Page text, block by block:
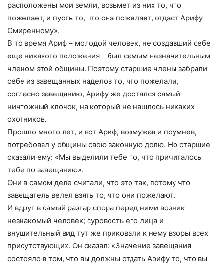
расположены мои земли, возьмет из них то, что
пожелает, и пусть то, что она пожелает, отдаст Арифу
Смиренному».
В то время Ариф – молодой человек, не создавший себе
еще никакого положения – был самым незначительным
членом этой общины. Поэтому старшие члены забрали
себе из завещанных наделов то, что пожелали,
согласно завещанию, Арифу же достался самый
ничтожный клочок, на который не нашлось никаких
охотников.
Прошло много лет, и вот Ариф, возмужав и поумнев,
потребовал у общины свою законную долю. Но старшие
сказали ему: «Мы выделили тебе то, что причиталось
тебе по завещанию».
Они в самом деле считали, что это так, потому что
завещатель велел взять то, что они пожелают.
И вдруг в самый разгар спора перед ними возник
незнакомый человек; суровость его лица и
внушительный вид тут же приковали к нему взоры всех
присутствующих. Он сказал: «Значение завещания
состояло в том, что вы должны отдать Арифу то, что вы